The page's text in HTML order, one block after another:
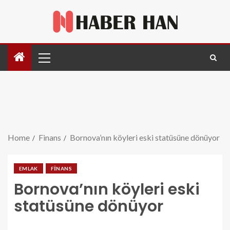
Home Finans Bornova’nın köyleri eski statüsüne dönüyor
EMLAK FINANS
Bornova’nın köyleri eski
statüsüne dönüyor